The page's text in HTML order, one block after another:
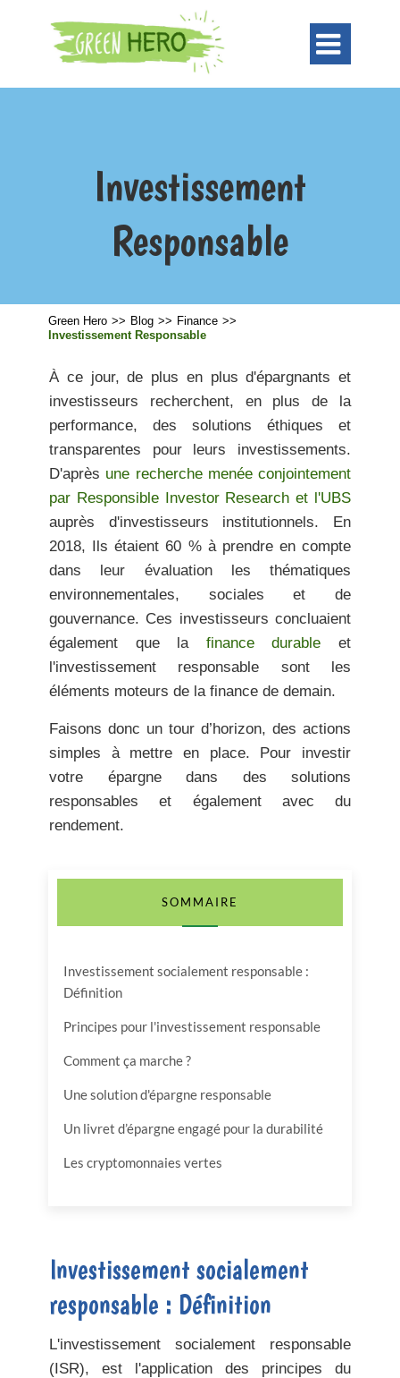

Investissement
Responsable
Green Hero >> Blog >> Finance >>
Investissement Responsable
À ce jour, de plus en plus d'épargnants et
investisseurs recherchent, en plus de la
performance, des solutions éthiques et
transparentes pour leurs investissements.
D'après une recherche menée conjointement
par Responsible Investor Research et l'UBS
auprès d'investisseurs institutionnels. En
2018, Ils étaient 60 % à prendre en compte
dans leur évaluation les thématiques
environnementales, sociales et de
gouvernance. Ces investisseurs concluaient
également que la finance durable et
l'investissement responsable sont les
éléments moteurs de la finance de demain.
Faisons donc un tour d’horizon, des actions
simples à mettre en place. Pour investir
votre épargne dans des solutions
responsables et également avec du
rendement.
SOMMAIRE
Investissement socialement responsable :
Définition
Principes pour l'investissement responsable
Comment ça marche ?
Une solution d'épargne responsable
Un livret d’épargne engagé pour la durabilité
Les cryptomonnaies vertes
Investissement socialement
responsable : Définition
L'investissement socialement responsable
(ISR), est l'application des principes du